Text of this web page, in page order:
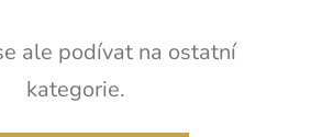
ale podívat na ostatní
kategorie.